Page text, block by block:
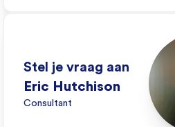
wijStel je vraag aan
Eric Hutchison
Consultant